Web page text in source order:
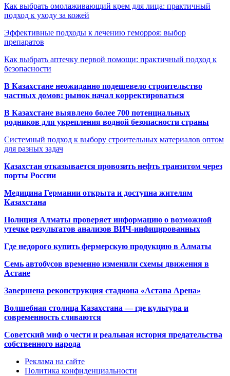
Как выбрать омолаживающий крем для лица: практичный
подход к уходу за кожей
Эффективные подходы к лечению геморроя: выбор
препаратов
Как выбрать аптечку первой помощи: практичный подход к
безопасности
В Казахстане неожиданно подешевело строительство
частных домов: рынок начал корректироваться
В Казахстане выявлено более 700 потенциальных
родников для укрепления водной безопасности страны
Системный подход к выбору строительных материалов оптом
для разных задач
Казахстан отказывается провозить нефть транзитом через
порты России
Медицина Германии открыта и доступна жителям
Казахстана
Полиция Алматы проверяет информацию о возможной
утечке результатов анализов ВИЧ-инфицированных
Где недорого купить фермерскую продукцию в Алматы
Семь автобусов временно изменили схемы движения в
Астане
Завершена реконструкция стадиона «Астана Арена»
Волшебная столица Казахстана — где культура и
современность сливаются
Советский миф о чести и реальная история предательства
собственного народа
Реклама на сайте
Политика конфиденциальности